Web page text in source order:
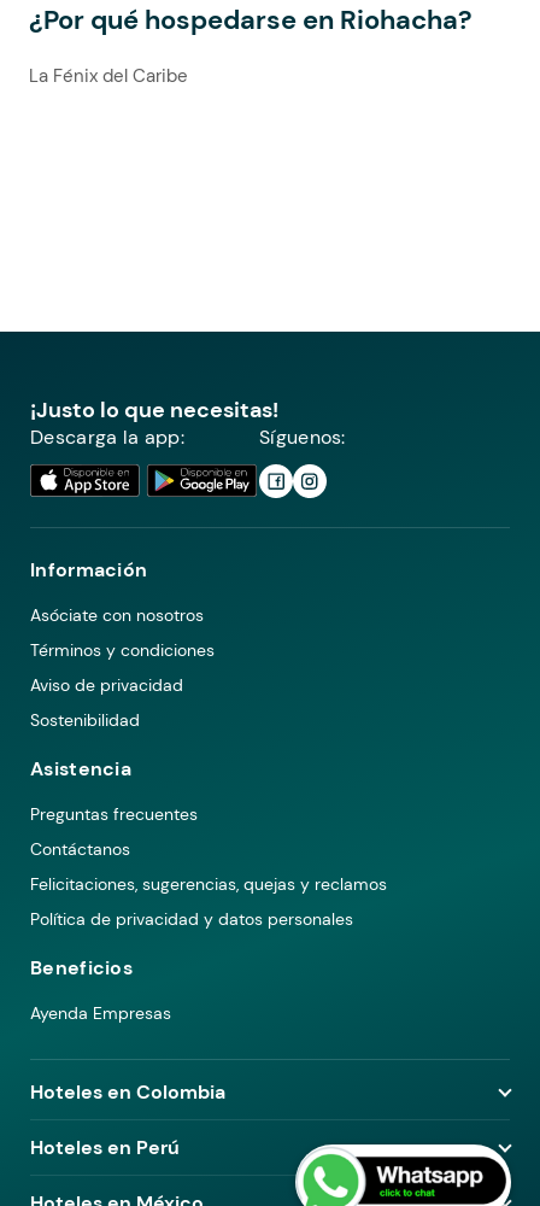
¿Por qué hospedarse en Riohacha?
La Fénix del Caribe
¡Justo lo que necesitas!
Descarga la app: Síguenos:
Información
Asóciate con nosotros
Términos y condiciones
Aviso de privacidad
Sostenibilidad
Asistencia
Preguntas frecuentes
Contáctanos
Felicitaciones, sugerencias, quejas y reclamos
Política de privacidad y datos personales
Beneficios
Ayenda Empresas
Hoteles en Colombia
Hoteles en Medellín
Hoteles en Bogotá
Hoteles en Perú
Hoteles en Lima